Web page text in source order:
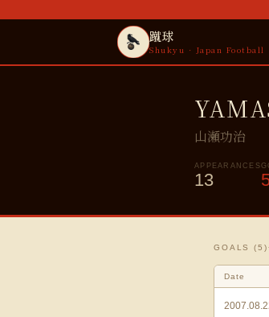
蹴球
Shukyu · Japan Football
山瀬功治
APPEARANCES
13
GOALS (5 )
Date